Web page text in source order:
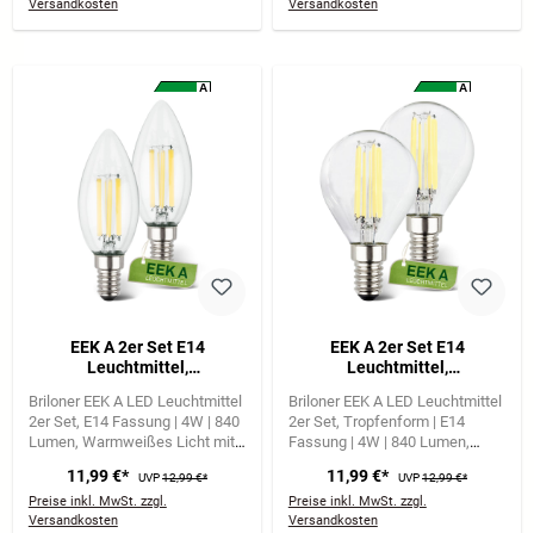
Versandkosten
Versandkosten
A
EEK A 2er Set E14
Leuchtmittel,
50.000h Lebensdauer*,
840lm, 4W, Warmweißes
Licht, Kerze
Briloner EEK A LED Leuchtmittel
2er Set E14 Fassung | 4W | 840
Lumen Warmweißes Licht mit
11,99 €* UVP12,99 €*
Preise inkl. MwSt. zzgl.
Versandkosten
A
EEK A 2er Set E14
Leuchtmittel,
50.000h Lebensdauer*,
840lm, 4W, Warmweißes
Licht, Tropfen
Briloner EEK A LED Leuchtmittel
2er Set Tropfenform | E14
Fassung | 4W | 840 Lumen
11,99 €* UVP12,99 €*
Preise inkl. MwSt. zzgl.
Versandkosten